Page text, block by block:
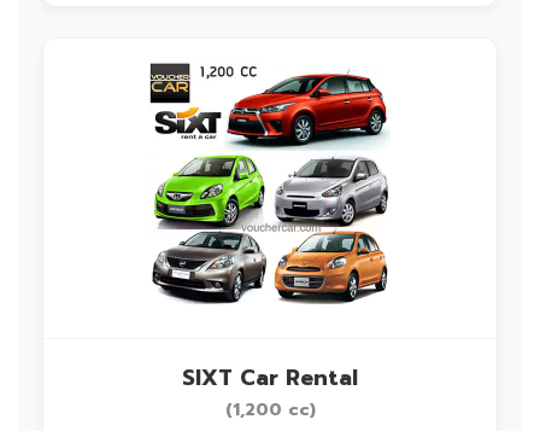
SIXT Car Rental
(1,200 cc)